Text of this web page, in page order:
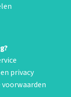
privacy